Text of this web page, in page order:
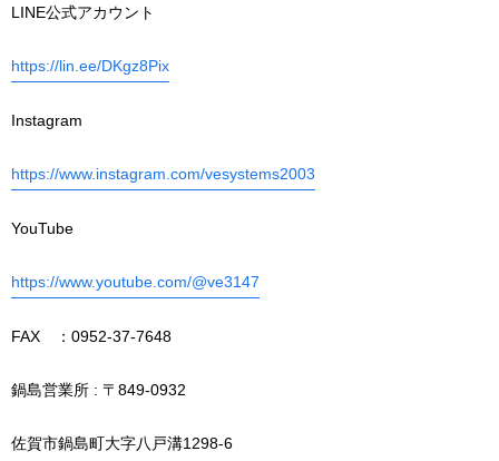
LINE公式アカウント
https://lin.ee/DKgz8Pix
Instagram
https://www.instagram.com/vesystems2003
YouTube
https://www.youtube.com/@ve3147
FAX ：0952-37-7648
鍋島営業所 : 〒849-0932
佐賀市鍋島町大字八戸溝1298-6